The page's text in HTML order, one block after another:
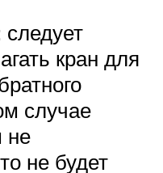
кран для
случае
не
не будет